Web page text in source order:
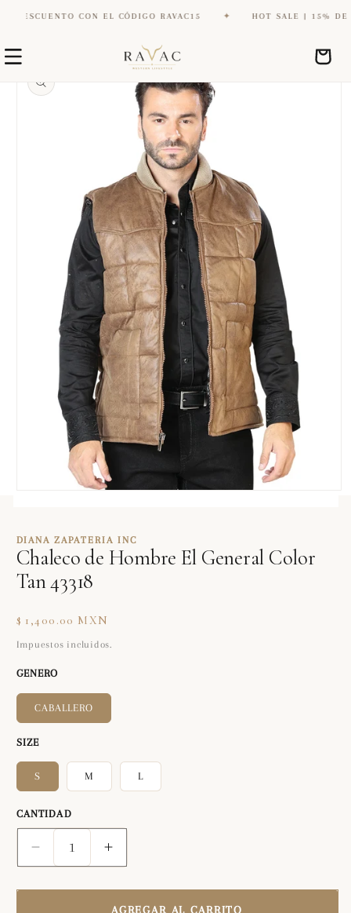
directamente
al contenido
CON EL CÓDIGO RAVAC15 HOT SALE | 15% DE
Carrito
directamente
información
en
una
ventana
modal
DIANA ZAPATERIA INC
Chaleco de Hombre El General Color
Tan 43318
Precio
habitual
$ 1,400.00 MXN
Impuestos incluidos.
GENERO
CABALLERO
SIZE
S M L
CANTIDAD
Reducir
cantidad
para
Aumentar
cantidad
para
Chaleco